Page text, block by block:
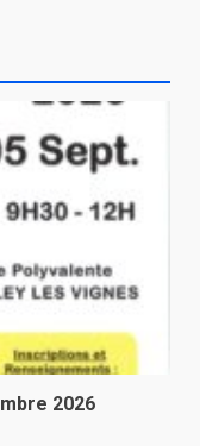
2026